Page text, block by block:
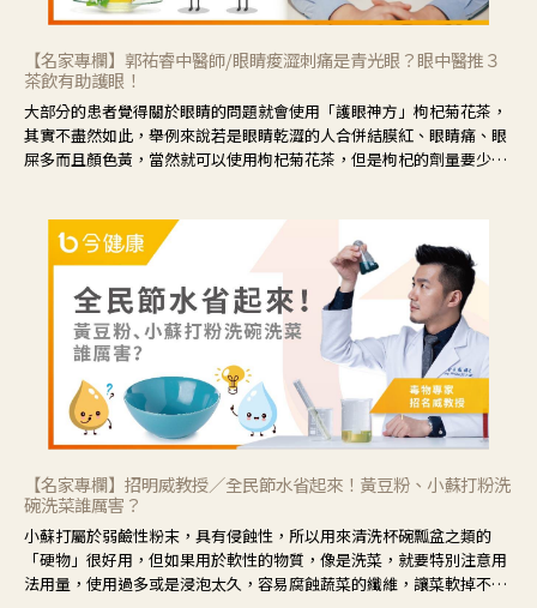
【名家專欄】郭祐睿中醫師/眼睛痠澀刺痛是青光眼？眼中醫推３
茶飲有助護眼！
大部分的患者覺得關於眼睛的問題就會使用「護眼神方」枸杞菊花茶，
其實不盡然如此，舉例來說若是眼睛乾澀的人合併結膜紅、眼睛痛、眼
屎多而且顏色黃，當然就可以使用枸杞菊花茶，但是枸杞的劑量要少，
候就要使用菊花、金銀花來治療；假如單純的眼睛乾澀，結膜沒有紅，
眼睛周圍沒有眼屎，這種情況是屬於「陰虛」，就可以使用枸杞、蓮
藕、麥門冬、山藥等比較滋潤的藥材，效果就更顯著。
【名家專欄】招明威教授／全民節水省起來！黃豆粉、小蘇打粉洗
碗洗菜誰厲害？
小蘇打屬於弱鹼性粉末，具有侵蝕性，所以用來清洗杯碗瓢盆之類的
「硬物」很好用，但如果用於軟性的物質，像是洗菜，就要特別注意用
法用量，使用過多或是浸泡太久，容易腐蝕蔬菜的纖維，讓菜軟掉不清